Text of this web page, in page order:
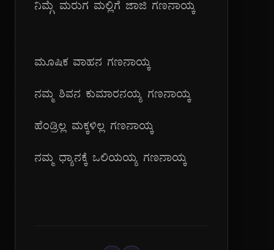
ನಿಮ್ಗೆ ಮರುಗ ಮಲ್ಲಿಗೆ ಜಾಜಿ ಗಣನಾಯ್ಕ
ಮೂಷಿಕ ವಾಹನ ಗಣನಾಯ್ಕ
ನಮ್ಮ ಶಿವನ ಕುಮಾರನಯ್ಯ ಗಣನಾಯ್ಕ
ಹೆಂಡ್ರಿಲ್ಲ ಮಕ್ಕಳಿಲ್ಲ ಗಣನಾಯ್ಕ
ನಮ್ಮ ಧ್ಯಾನಕ್ಕೆ ಒಲಿಯಯ್ಯ ಗಣನಾಯ್ಕ